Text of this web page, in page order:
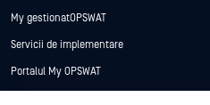
My gestionatOPSWAT
Servicii de implementare
Portalul My OPSWAT